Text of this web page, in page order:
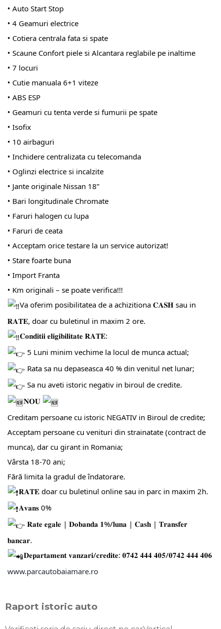
• Auto Start Stop
• 4 Geamuri electrice
• Cotiera centrala fata si spate
• Scaune Confort piele si Alcantara reglabile pe inaltime
• 7 locuri
• Cutie manuala 6+1 viteze
• ABS ESP
• Geamuri cu tenta verde si fumurii pe spate
• Isofix
• 10 airbaguri
• Inchidere centralizata cu telecomanda
• Oglinzi electrice si incalzite
• Jante originale Nissan 18”
• Bari longitudinale Chromate
• Faruri halogen cu lupa
• Faruri de ceata
• Acceptam orice testare la un service autorizat!
• Stare foarte buna
• Import Franta
• Km originali – se poate verifica!!!
Va oferim posibilitatea de a achizitiona 𝐂𝐀𝐒𝐇 sau in
𝐑𝐀𝐓𝐄, doar cu buletinul in maxim 2 ore.
𝐂𝐨𝐧𝐝𝐢𝐭𝐢𝐢 𝐞𝐥𝐢𝐠𝐢𝐛𝐢𝐥𝐢𝐭𝐚𝐭𝐞 𝐑𝐀𝐓𝐄:
5 Luni minim vechime la locul de munca actual;
Rata sa nu depaseasca 40 % din venitul net lunar;
Sa nu aveti istoric negativ in biroul de credite.
𝐍𝐎𝐔
Creditam persoane cu istoric NEGATIV in Biroul de credite;
Acceptam persoane cu venituri din strainatate (contract de
munca), dar cu girant in Romania;
Vârsta 18-70 ani;
Fără limita la gradul de îndatorare.
𝐑𝐀𝐓𝐄 doar cu buletinul online sau in parc in maxim 2h.
𝐀𝐯𝐚𝐧𝐬 0%
𝐑𝐚𝐭𝐞 𝐞𝐠𝐚𝐥𝐞 | 𝐃𝐨𝐛𝐚𝐧𝐝𝐚 𝟏%/𝐥𝐮𝐧𝐚 | 𝐂𝐚𝐬𝐡 | 𝐓𝐫𝐚𝐧𝐬𝐟𝐞𝐫
𝐛𝐚𝐧𝐜𝐚𝐫.
𝐃𝐞𝐩𝐚𝐫𝐭𝐚𝐦𝐞𝐧𝐭 𝐯𝐚𝐧𝐳𝐚𝐫𝐢/𝐜𝐫𝐞𝐝𝐢𝐭𝐞: 𝟎𝟕𝟒𝟐 𝟒𝟒𝟒 𝟒𝟎𝟓/𝟎𝟕𝟒𝟐 𝟒𝟒𝟒 𝟒𝟎𝟔
www.parcautobaiamare.ro
Raport istoric auto